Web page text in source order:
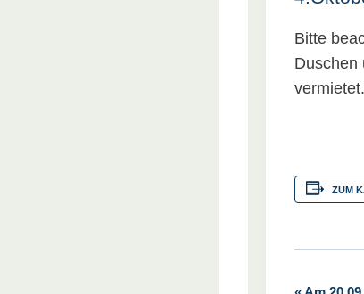
Bitte
Duschen
ZUM